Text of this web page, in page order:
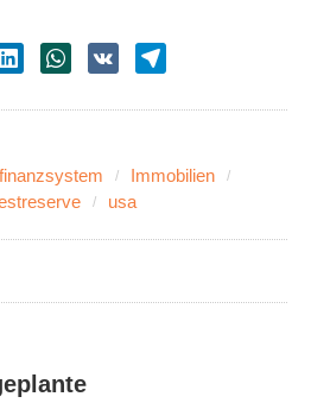
finanzsystem
Immobilien
usa